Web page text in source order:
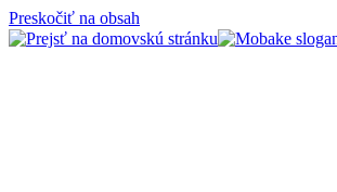
Preskočiť na obsah